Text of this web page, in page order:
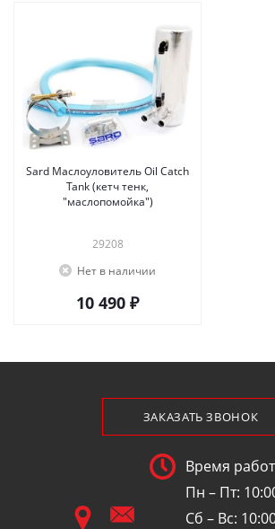
Sard Маслоуловитель Oil Catch
Tank (кетч тенк,
"маслопомойка")
29208
Нет в наличии
10 490 ₽
ЗАКАЗАТЬ ЗВОНОК
Время
Пн – Пт:
Сб – Вс: